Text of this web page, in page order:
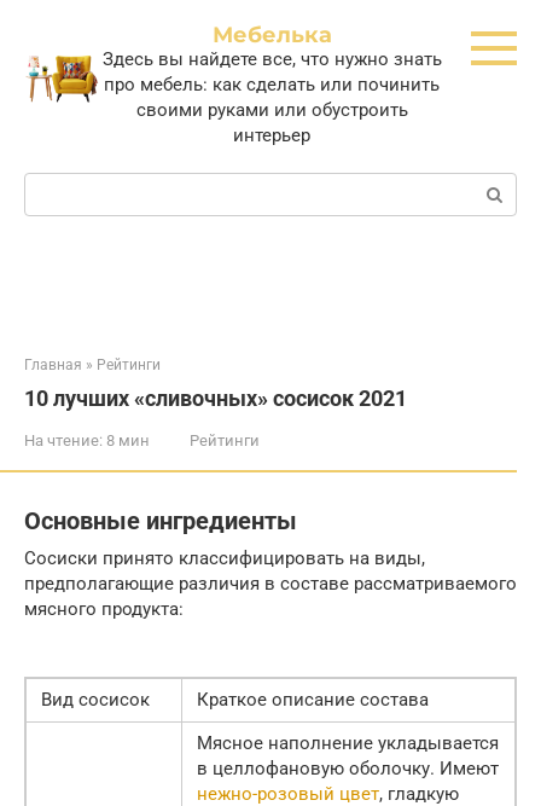
контенту
Мебелька
Здесь вы найдете все, что нужно знать
про мебель: как сделать или починить
своими руками или обустроить
интерьер
Поиск:
Главная » Рейтинги
10 лучших «сливочных» сосисок 2021
На чтение: 8 мин Рейтинги
Основные ингредиенты
Сосиски принято классифицировать на виды,
предполагающие различия в составе рассматриваемого
мясного продукта:
Вид сосисок Краткое описание состава
Мясное наполнение укладывается
в целлофановую оболочку. Имеют
нежно-розовый цвет, гладкую